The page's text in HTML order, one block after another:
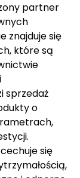
partner
znajduje się
które są
sprzedaż
o
się